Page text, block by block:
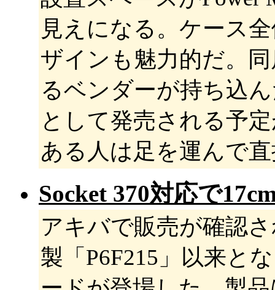
見えになる。ケース
ザインも魅力的だ。
るベンダーが持ち込
として発売される予
ある人は足を運んで
Socket 370対応で
アキバで販売が確認
製「P6F215」以来と